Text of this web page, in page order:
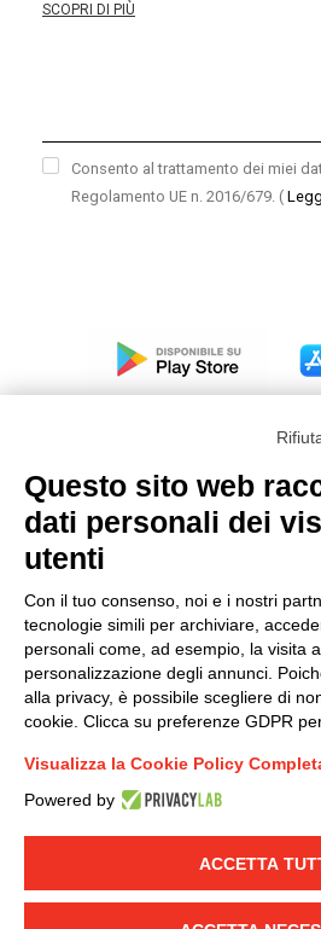
SCOPRI DI PIÙ
Consento al trattamento dei miei
Regolamento UE n. 2016/679. (
Connettiti con
FACEBOOK
/ LINKEDIN
TWITTER
© 2019 - DKC EuropePrivacy-
Modello organizzativo, gestione
Condizioni generali di
Condizioni generali di vendita
Condizioni generali
Codice etico
Questo sito web
dati personali dei
utenti
Con il tuo consenso, noi e i nostri
tecnologie simili per archiviare,
personali come, ad esempio, la visita
personalizzazione degli annunci.
alla privacy, è possibile scegliere di
cookie. Clicca su preferenze GDPR
Visualizza la Cookie Policy
Powered by
ACCETTA